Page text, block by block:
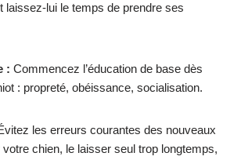
laissez-lui le temps de prendre ses
: Commencez l’éducation de base dès
: propreté, obéissance, socialisation.
les erreurs courantes des nouveaux
chien, le laisser seul trop longtemps,